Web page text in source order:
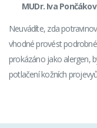
MUDr. Iva
Neuvádíte, zda
vhodné provést
prokázáno jako alergen,
potlačení kožních